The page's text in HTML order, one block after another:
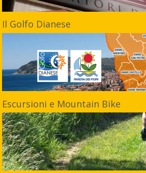
Il Golfo Dianese
Escursioni e Mountain Bike